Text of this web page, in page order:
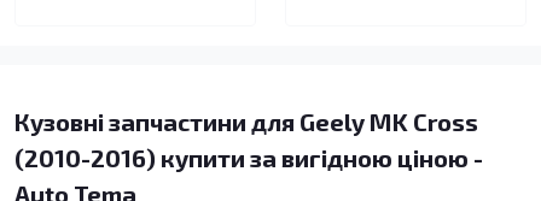
Кузовні запчастини для Geely MK Cross
(2010-2016) купити за вигідною ціною -
Auto Tema